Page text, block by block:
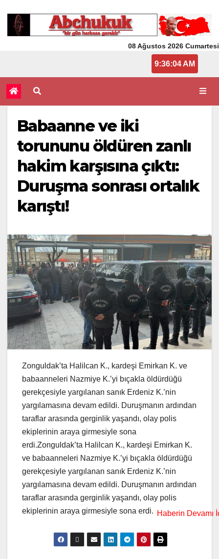
08 Ağustos 2026 Cumartesi
9:36:05 AM
Babaanne ve iki
torununu öldüren zanlı
hakim karşısına çıktı:
Duruşma sonrası ortalık
karıştı!
Zonguldak’ta Halilcan K., kardeşi Emirkan K. ve
babaanneleri Nazmiye K.’yi bıçakla öldürdüğü
gerekçesiyle yargılanan sanık Erdeniz K.’nin
yargılamasına devam edildi. Duruşmanın ardından
taraflar arasında gerginlik yaşandı, olay polis
ekiplerinin araya girmesiyle sona
erdi.Zonguldak’ta Halilcan K., kardeşi Emirkan K.
ve babaanneleri Nazmiye K.’yi bıçakla öldürdüğü
gerekçesiyle yargılanan sanık Erdeniz K.’nin
yargılamasına devam edildi. Duruşmanın ardından
taraflar arasında gerginlik yaşandı, olay polis
ekiplerinin araya girmesiyle sona erdi.